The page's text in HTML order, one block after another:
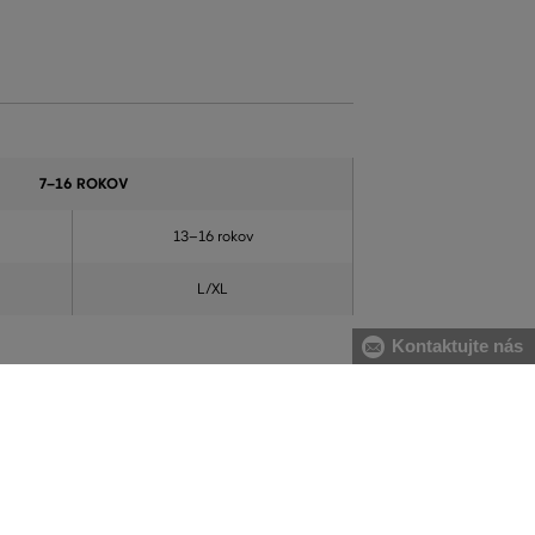
7–16 ROKOV
13–16 rokov
L/XL
Kontaktujte nás